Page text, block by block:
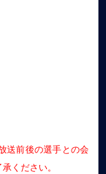
送前後の選手との会
ください。